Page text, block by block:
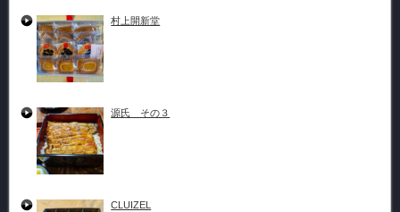
村上開新堂
源氏 その３
CLUIZEL